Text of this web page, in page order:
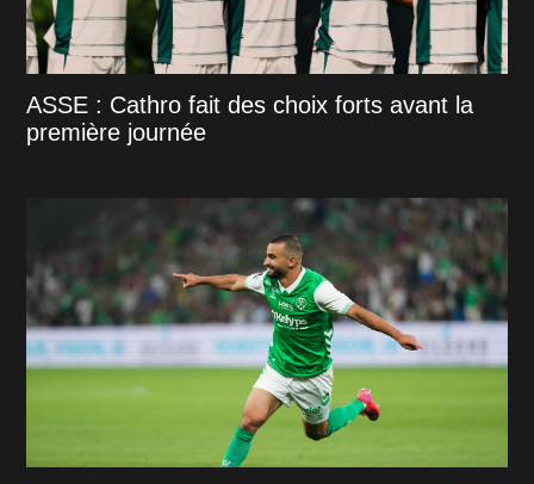
ASSE : Cathro fait des choix forts avant la
première journée